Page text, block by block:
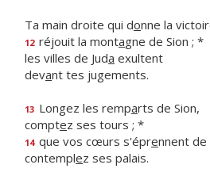
Ta main droite qui donne la
12 réjouit la montagne de Sion ; *
les villes de Juda exultent
devant tes jugements.
13 Longez les remparts de Sion,
comptez ses tours ; *
14 que vos cœurs s'éprennent de
contemplez ses palais.